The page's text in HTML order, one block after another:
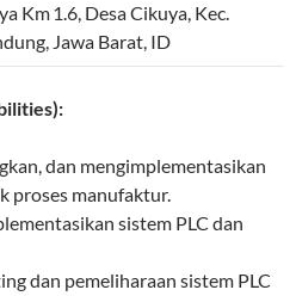
Km 1.6, Desa Cikuya, Kec.
, Jawa Barat, ID
dan mengimplementasikan
proses manufaktur.
sistem PLC dan
dan pemeliharaan sistem PLC